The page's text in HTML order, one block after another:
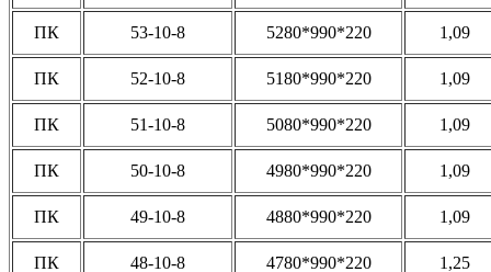
ПК 53-10-8 5280*990*220 1,09
ПК 52-10-8 5180*990*220 1,09
ПК 51-10-8 5080*990*220 1,09
ПК 50-10-8 4980*990*220 1,09
ПК 49-10-8 4880*990*220 1,09
ПК 48-10-8 4780*990*220 1,25